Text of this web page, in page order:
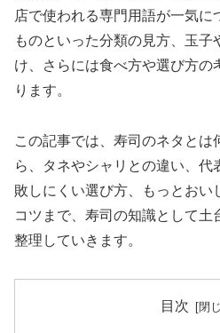
店で使われる専門用語が一気
ものといった分類の見方、玉
け、さらには食べ方や選び方の
ります。
この記事では、寿司のネタとは
ら、タネやシャリとの違い、代
敗しにくい選び方、もっとおい
コツまで、寿司の知識として土
整理していきます。
目次